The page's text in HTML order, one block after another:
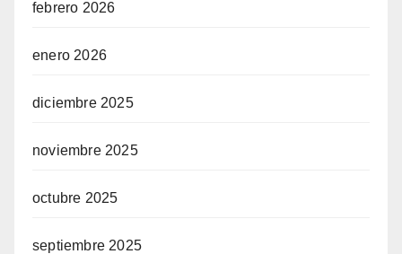
febrero 2026
enero 2026
diciembre 2025
noviembre 2025
octubre 2025
septiembre 2025